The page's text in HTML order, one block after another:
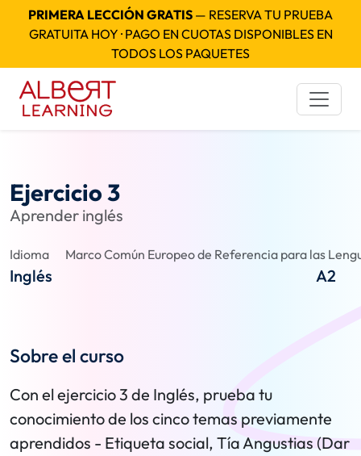
PRIMERA LECCIÓN GRATIS — RESERVA TU PRUEBA
GRATUITA HOY · PAGO EN CUOTAS DISPONIBLES EN
TODOS LOS PAQUETES
Ejercicio 3
Aprender inglés
Idioma
Inglés
Marco Común Europeo de Referencia para las
A2
Sobre el curso
Con el ejercicio 3 de Inglés, prueba tu
conocimiento de los cinco temas previamente
aprendidos - Etiqueta social, Tía Angustias (Dar